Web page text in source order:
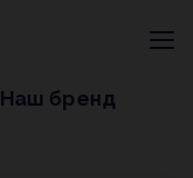
Наш бренд